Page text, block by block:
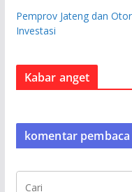
Pemprov Jateng dan
Investasi
Kabar anget
komentar pembaca